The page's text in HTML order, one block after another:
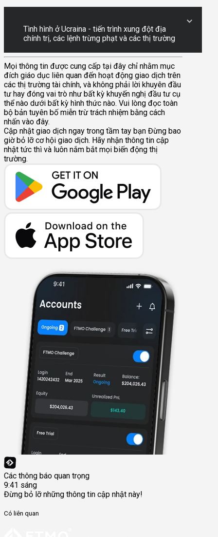
Tình hình ở Ucraina - tiến trình xung đột địa
chính trị, các lệnh trừng phạt và các thị trường
Mọi thông tin được cung cấp tại đây chỉ nhằm mục
đích giáo dục liên quan đến hoạt động giao dịch trên
các thị trường tài chính, và không phải lời khuyên đầu
tư hay đóng vai trò như bất kỳ khuyến nghị đầu tư cụ
thể nào dưới bất kỳ hình thức nào. Vui lòng đọc toàn
bộ bản tuyên bố miễn trừ trách nhiệm bằng cách
nhấn vào đây.
Cập nhật giao dịch ngay trong tầm tay bạn Đừng bao
giờ bỏ lỡ cơ hội giao dịch. Hãy nhận thông tin cập
nhật tức thì và luôn nắm bắt mọi biến động thị
trường.
Các thông báo quan trọng
9:41 sáng
Đừng bỏ lỡ những thông tin cập nhật này!
Có liên quan